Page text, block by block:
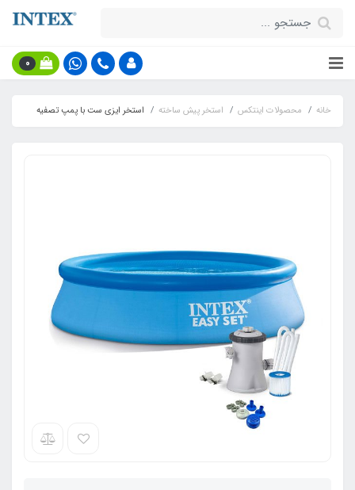
0
خانه محصولات اینتکس استخر پیش ساخته استخر ایزی ست با پمپ تصفیه